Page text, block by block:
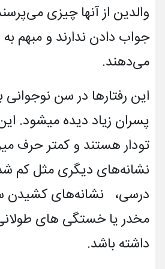
والدین از آن­ها چیزی
جواب دادن ندارند و مبهم
می‌­دهند.
این رفتارها در سن
پسران زیاد دیده می­شود.
تودار هستند و کم­تر حرف
نشانه­های دیگری مثل کم
درسی، نشانه­های کشیدن
مخدر یا خستگی های طولانی
داشته باشد.